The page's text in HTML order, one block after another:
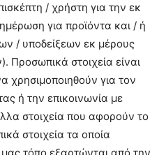
/ χρήστη για την εκ
για προϊόντα και / ή
/ υποδείξεων εκ μέρους
Προσωπικά στοιχεία είναι
χρησιμοποιηθούν για τον
ή την επικοινωνία με
στοιχεία που αφορούν το
στοιχεία τα οποία